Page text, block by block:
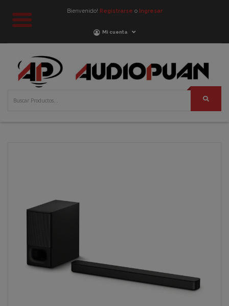
Bienvenido! Registrarse o Ingresar
Mi cuenta